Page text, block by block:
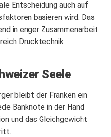
Entscheidung auch auf
basieren wird. Das
in enger Zusammenarbeit
Drucktechnik
Seele
bleibt der Franken ein
Banknote in der Hand
und das Gleichgewicht